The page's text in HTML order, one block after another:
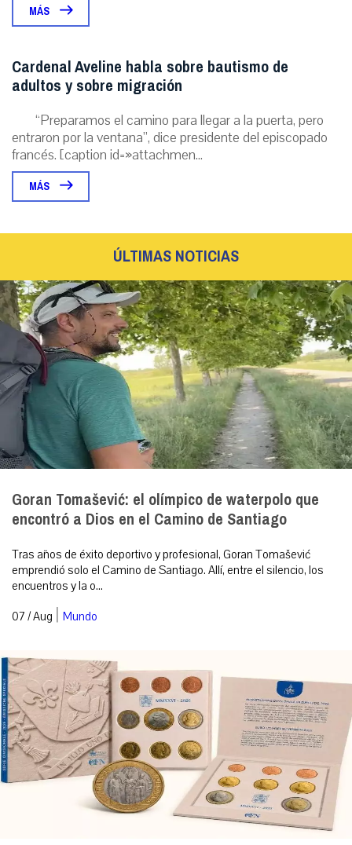
MÁS
Cardenal Aveline habla sobre bautismo de
adultos y sobre migración
“Preparamos el camino para llegar a la puerta, pero
entraron por la ventana”, dice presidente del episcopado
francés. [caption id=»attachmen...
MÁS
ÚLTIMAS NOTICIAS
Goran Tomašević: el olímpico de waterpolo que
encontró a Dios en el Camino de Santiago
Tras años de éxito deportivo y profesional, Goran Tomašević
emprendió solo el Camino de Santiago. Allí, entre el silencio, los
encuentros y la o...
07 / Aug | Mundo